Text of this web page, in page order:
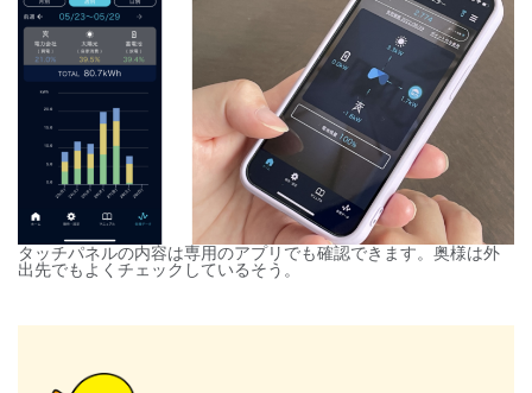
タッチパネルの内容は専用のアプリでも確認できます。奥様は外
出先でもよくチェックしているそう。